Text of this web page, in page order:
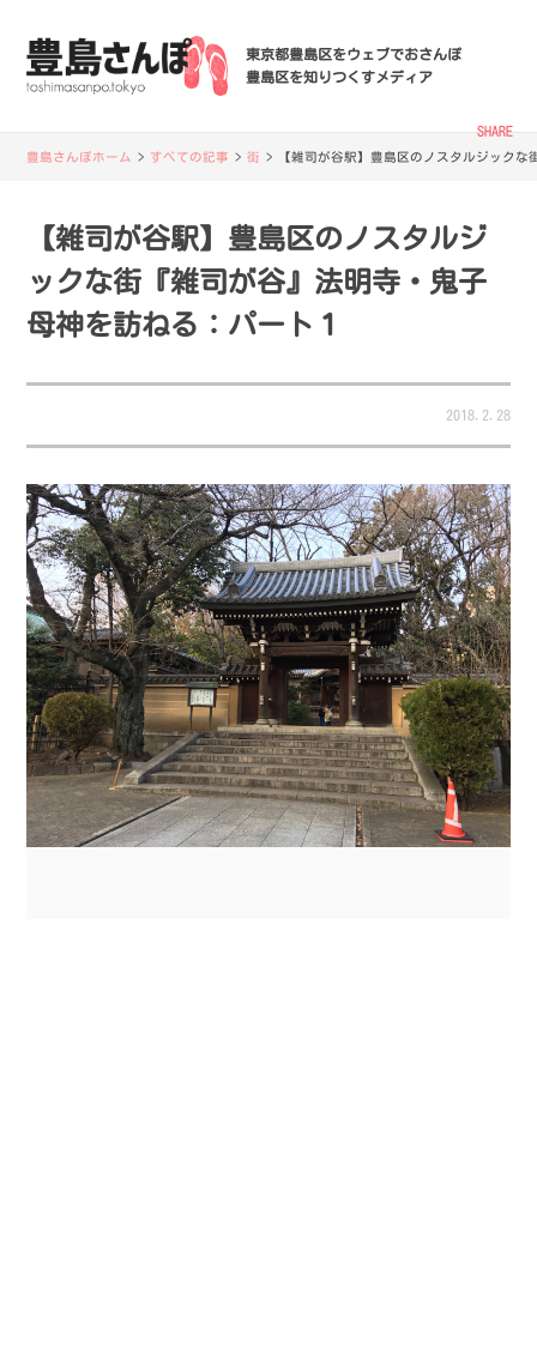
東京都豊島区をウェブでおさんぽ
豊島区を知りつくすメディア
豊島さんぽホーム > すべての記事 >街 > 【雑司が谷駅】豊島区のノスタルジック
SHARE
【雑司が谷駅】豊島区のノスタルジ
ックな街『雑司が谷』法明寺・鬼子
母神を訪ねる：パート１
2018.2.28